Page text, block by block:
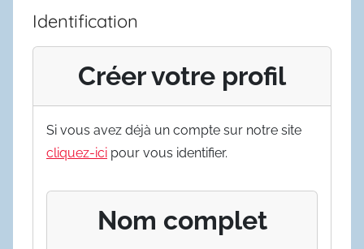
Identification
Créer votre profil
Si vous avez déjà un compte sur notre site
cliquez-ici pour vous identifier.
Nom complet